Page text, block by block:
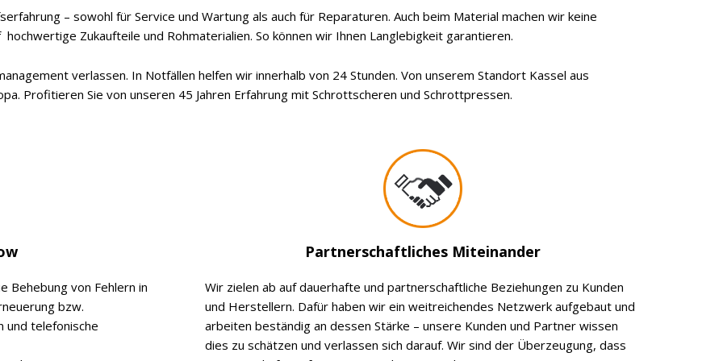
– sowohl für Service und Wartung als auch für Reparaturen. Auch beim Material machen wir keine
Zukaufteile und Rohmaterialien. So können wir Ihnen Langlebigkeit garantieren.
verlassen. In Notfällen helfen wir innerhalb von 24 Stunden. Von unserem Standort Kassel aus
Profitieren Sie von unseren 45 Jahren Erfahrung mit Schrottscheren und Schrottpressen.
Behebung von Fehlern in
bzw.
und telefonische
Partnerschaftliches Miteinander
Wir zielen ab auf dauerhafte und partnerschaftliche Beziehungen zu Kunden
und Herstellern. Dafür haben wir ein weitreichendes Netzwerk aufgebaut und
arbeiten beständig an dessen Stärke – unsere Kunden und Partner wissen
dies zu schätzen und verlassen sich darauf. Wir sind der Überzeugung, dass